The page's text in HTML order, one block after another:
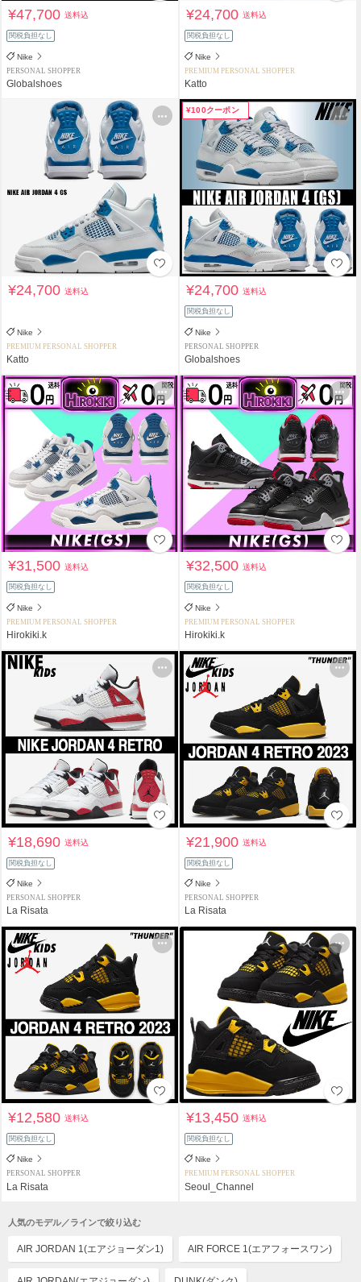
¥47,700送料込
関税負担なし
Nike
PERSONAL SHOPPER
Globalshoes
¥24,700送料込
関税負担なし
Nike
PREMIUM PERSONAL SHOPPER
Katto
¥24,700送料込
Nike
PREMIUM PERSONAL SHOPPER
Katto
¥100クーポン
¥24,700送料込
関税負担なし
Nike
PERSONAL SHOPPER
Globalshoes
¥31,500送料込
関税負担なし
Nike
PREMIUM PERSONAL SHOPPER
Hirokiki.k
¥32,500送料込
関税負担なし
Nike
PREMIUM PERSONAL SHOPPER
Hirokiki.k
¥18,690送料込
関税負担なし
Nike
PERSONAL SHOPPER
La Risata
¥21,900送料込
関税負担なし
Nike
PERSONAL SHOPPER
La Risata
¥12,580送料込
関税負担なし
Nike
PERSONAL SHOPPER
La Risata
¥13,450送料込
関税負担なし
Nike
PREMIUM PERSONAL SHOPPER
Seoul_Channel
人気のモデル／ラインで絞り込む
AIR JORDAN 1(エアジョーダン1) AIR FORCE 1(エアフォースワン)